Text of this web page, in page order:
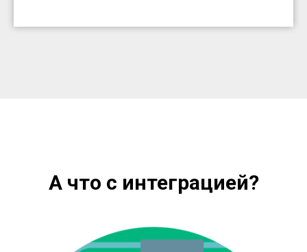
А что с интеграцией?